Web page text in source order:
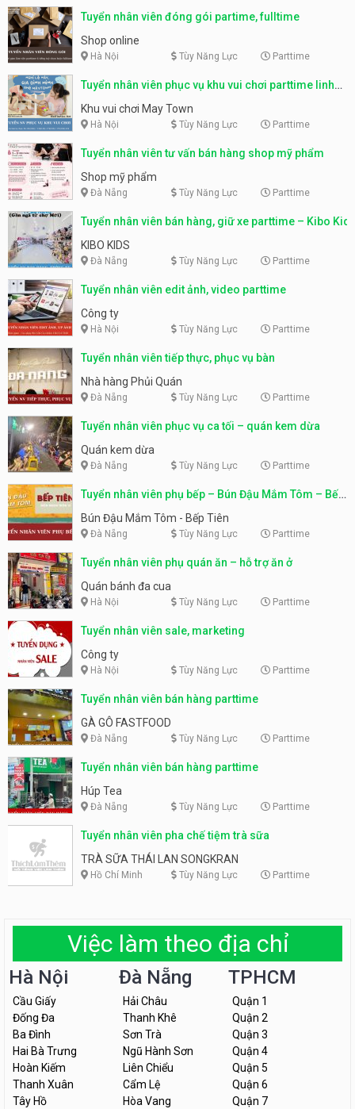
Tuyển nhân viên đóng gói partime, fulltime
Shop online
Hà Nội Tùy Năng Lực Parttime
Tuyển nhân viên phục vụ khu vui chơi parttime linh
động
Khu vui chơi May Town
Hà Nội Tùy Năng Lực Parttime
Tuyển nhân viên tư vấn bán hàng shop mỹ phẩm
Shop mỹ phẩm
Đà Nẵng Tùy Năng Lực Parttime
Tuyển nhân viên bán hàng, giữ xe parttime – Kibo Kid
KIBO KIDS
Đà Nẵng Tùy Năng Lực Parttime
Tuyển nhân viên edit ảnh, video parttime
Công ty
Hà Nội Tùy Năng Lực Parttime
Tuyển nhân viên tiếp thực, phục vụ bàn
Nhà hàng Phủi Quán
Đà Nẵng Tùy Năng Lực Parttime
Tuyển nhân viên phục vụ ca tối – quán kem dừa
Quán kem dừa
Đà Nẵng Tùy Năng Lực Parttime
Tuyển nhân viên phụ bếp – Bún Đậu Mắm Tôm – Bếp
Tiên
Bún Đậu Mắm Tôm - Bếp Tiên
Đà Nẵng Tùy Năng Lực Parttime
Tuyển nhân viên phụ quán ăn – hỗ trợ ăn ở
Quán bánh đa cua
Hà Nội Tùy Năng Lực Parttime
Tuyển nhân viên sale, marketing
Công ty
Hà Nội Tùy Năng Lực Parttime
Tuyển nhân viên bán hàng parttime
GÀ GÔ FASTFOOD
Đà Nẵng Tùy Năng Lực Parttime
Tuyển nhân viên bán hàng parttime
Húp Tea
Đà Nẵng Tùy Năng Lực Parttime
Tuyển nhân viên pha chế tiệm trà sữa
TRÀ SỮA THÁI LAN SONGKRAN
Hồ Chí Minh Tùy Năng Lực Parttime
Việc làm theo địa chỉ
Hà Nội
Cầu Giấy
Đống Đa
Ba Đình
Hai Bà Trưng
Hoàn Kiếm
Thanh Xuân
Tây Hồ
Đà Nẵng
Hải Châu
Thanh Khê
Sơn Trà
Ngũ Hành Sơn
Liên Chiểu
Cẩm Lệ
Hòa Vang
TPHCM
Quận 1
Quận 2
Quận 3
Quận 4
Quận 5
Quận 6
Quận 7